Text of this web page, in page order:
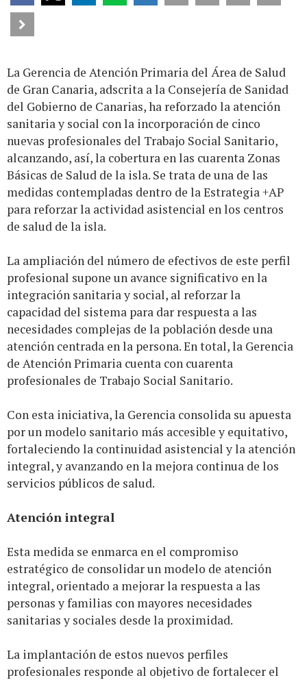
La Gerencia de Atención Primaria del Área de Salud
de Gran Canaria, adscrita a la Consejería de Sanidad
del Gobierno de Canarias, ha reforzado la atención
sanitaria y social con la incorporación de cinco
nuevas profesionales del Trabajo Social Sanitario,
alcanzando, así, la cobertura en las cuarenta Zonas
Básicas de Salud de la isla. Se trata de una de las
medidas contempladas dentro de la Estrategia +AP
para reforzar la actividad asistencial en los centros
de salud de la isla.
La ampliación del número de efectivos de este perfil
profesional supone un avance significativo en la
integración sanitaria y social, al reforzar la
capacidad del sistema para dar respuesta a las
necesidades complejas de la población desde una
atención centrada en la persona. En total, la Gerencia
de Atención Primaria cuenta con cuarenta
profesionales de Trabajo Social Sanitario.
Con esta iniciativa, la Gerencia consolida su apuesta
por un modelo sanitario más accesible y equitativo,
fortaleciendo la continuidad asistencial y la atención
integral, y avanzando en la mejora continua de los
servicios públicos de salud.
Atención integral
Esta medida se enmarca en el compromiso
estratégico de consolidar un modelo de atención
integral, orientado a mejorar la respuesta a las
personas y familias con mayores necesidades
sanitarias y sociales desde la proximidad.
La implantación de estos nuevos perfiles
profesionales responde al objetivo de fortalecer el